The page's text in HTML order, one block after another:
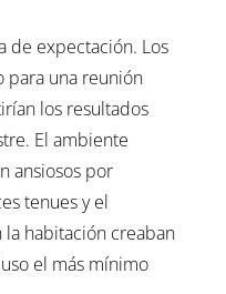
de expectación. Los
para una reunión
los resultados
El ambiente
ansiosos por
tenues y el
habitación creaban
el más mínimo